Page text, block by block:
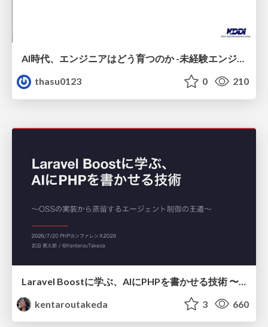
AI時代、エンジニアはどう育つのか -未経験エンジニアの成長を間近で見て考えたこと-
thasu0123
0 210
kentaroutakeda
3 660